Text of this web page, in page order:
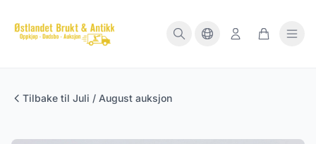
Tilbake til Juli / August auksjon